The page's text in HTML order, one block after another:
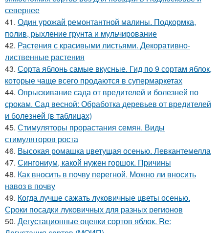
севернее
41. Один урожай ремонтантной малины. Подкормка,
полив, рыхление грунта и мульчирование
42. Растения с красивыми листьями. Декоративно-
лиственные растения
43. Сорта яблонь самые вкусные. Гид по 9 сортам яблок,
которые чаще всего продаются в супермаркетах
44. Опрыскивание сада от вредителей и болезней по
срокам. Сад весной: Обработка деревьев от вредителей
и болезней (в таблицах)
45. Стимуляторы прорастания семян. Виды
стимуляторов роста
46. Высокая ромашка цветущая осенью. Левкантемелла
47. Сингониум, какой нужен горшок. Причины
48. Как вносить в почву перегной. Можно ли вносить
навоз в почву
49. Когда лучше сажать луковичные цветы осенью.
Сроки посадки луковичных для разных регионов
50. Дегустационные оценки сортов яблок. Re: